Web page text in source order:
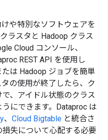
や特別なソフトウェアを
ラスタと Hadoop クラス
Cloud コンソール、
REST API を使用し
は Hadoop ジョブを簡単
の使用が終了したら、ク
、アイドル状態のクラス
にできます。Dataproc は
、 Cloud Bigtable と統合さ
失について心配する必要